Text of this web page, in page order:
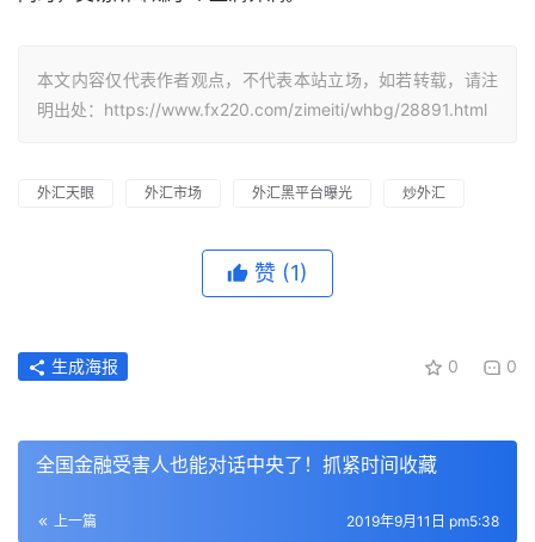
本文内容仅代表作者观点，不代表本站立场，如若转载，请注
明出处：https://www.fx220.com/zimeiti/whbg/28891.html
外汇天眼 外汇市场 外汇黑平台曝光 炒外汇
赞 (1)
0 0
生成海报
全国金融受害人也能对话中央了！抓紧时间收藏
上一篇 2019年9月11日 pm5:38